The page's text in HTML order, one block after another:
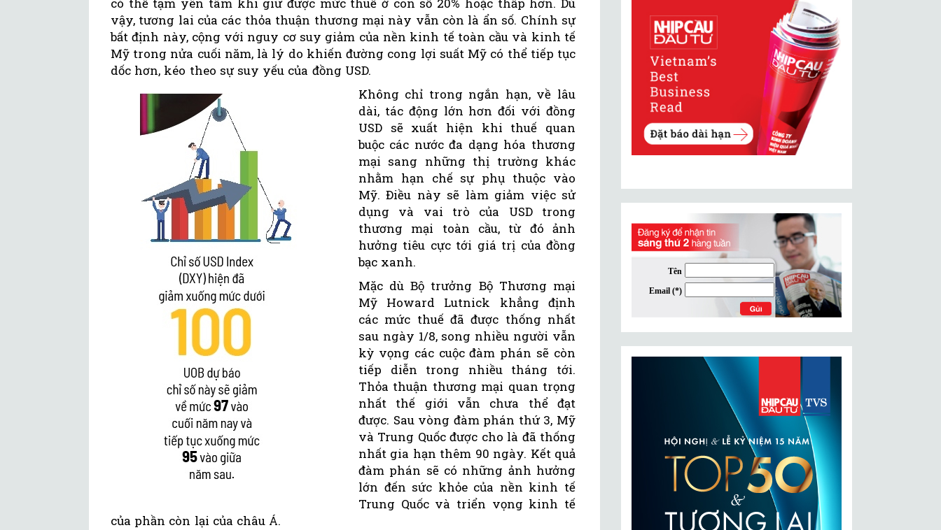
có thể tạm yên tâm khi giữ được mức thuế ở con số 20% hoặc thấp hơn. Dù
vậy, tương lai của các thỏa thuận thương mại này vẫn còn là ẩn số. Chính sự
bất định này, cộng với nguy cơ suy giảm của nền kinh tế toàn cầu và kinh tế
Mỹ trong nửa cuối năm, là lý do khiến đường cong lợi suất Mỹ có thể tiếp tục
dốc hơn, kéo theo sự suy yếu của đồng USD.
Không chỉ trong ngắn hạn, về lâu
dài, tác động lớn hơn đối với đồng
USD sẽ xuất hiện khi thuế quan
buộc các nước đa dạng hóa thương
mại sang những thị trường khác
nhằm hạn chế sự phụ thuộc vào
Mỹ. Điều này sẽ làm giảm việc sử
dụng và vai trò của USD trong
thương mại toàn cầu, từ đó ảnh
hưởng tiêu cực tới giá trị của đồng
bạc xanh.
Mặc dù Bộ trưởng Bộ Thương mại
Mỹ Howard Lutnick khẳng định
các mức thuế đã được thống nhất
sau ngày 1/8, song nhiều người vẫn
kỳ vọng các cuộc đàm phán sẽ còn
tiếp diễn trong nhiều tháng tới.
Thỏa thuận thương mại quan trọng
nhất thế giới vẫn chưa thể đạt
được. Sau vòng đàm phán thứ 3, Mỹ
và Trung Quốc được cho là đã thống
nhất gia hạn thêm 90 ngày. Kết quả
đàm phán sẽ có những ảnh hưởng
lớn đến sức khỏe của nền kinh tế
Trung Quốc và triển vọng kinh tế
của phần còn lại của châu Á.